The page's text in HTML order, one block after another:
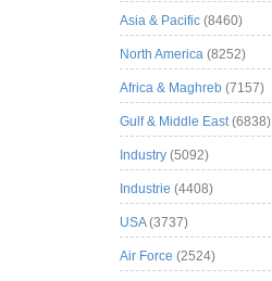
Asia & Pacific (8460)
North America (8252)
Africa & Maghreb (7157)
Gulf & Middle East(6838)
Industry (5092)
Industrie (4408)
USA(3737)
Air Force (2524)